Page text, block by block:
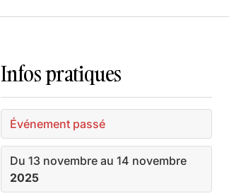
Infos pratiques
Événement passé
Du 13 novembre au 14 novembre
2025